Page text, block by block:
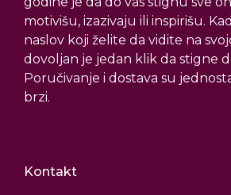
motivišu, izazivaju ili inspirišu.
naslov koji želite da vidite na
dovoljan je jedan klik da stigne
Poručivanje i dostava su
brzi.
Kontakt